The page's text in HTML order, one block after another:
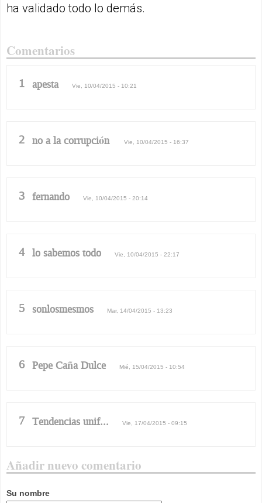
ha validado todo lo demás.
Comentarios
1 apesta Vie, 10/04/2015 - 10:21
2 no a la corrupción Vie, 10/04/2015 - 16:37
3 fernando Vie, 10/04/2015 - 20:14
4 lo sabemos todo Vie, 10/04/2015 - 22:17
5 sonlosmesmos Mar, 14/04/2015 - 13:23
6 Pepe Caña Dulce Mié, 15/04/2015 - 10:54
7 Tendencias unif... Vie, 17/04/2015 - 09:15
Añadir nuevo comentario
Su nombre